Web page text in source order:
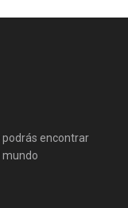
podrás encontrar
mundo